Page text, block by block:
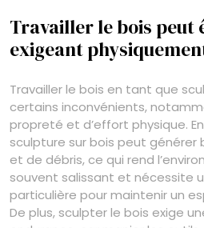
Travailler le bois peut
exigeant
Travailler le bois en tant que
certains inconvénients,
propreté et d’effort physique.
sculpture sur bois peut générer
et de débris, ce qui rend
souvent salissant et nécessite
particulière pour maintenir un
De plus, sculpter le bois exige